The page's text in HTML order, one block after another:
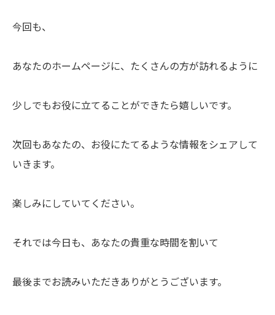
今回も、
あなたのホームページに、たくさんの方が訪れるように
少しでもお役に立てることができたら嬉しいです。
次回もあなたの、お役にたてるような情報をシェアして
いきます。
楽しみにしていてください。
それでは今日も、あなたの貴重な時間を割いて
最後までお読みいただきありがとうございます。